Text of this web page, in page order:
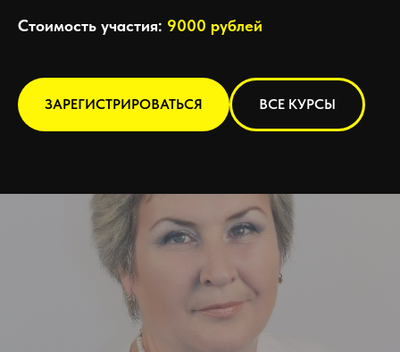
Стоимость участия: 9000 рублей
ЗАРЕГИСТРИРОВАТЬСЯ ВСЕ КУРСЫ